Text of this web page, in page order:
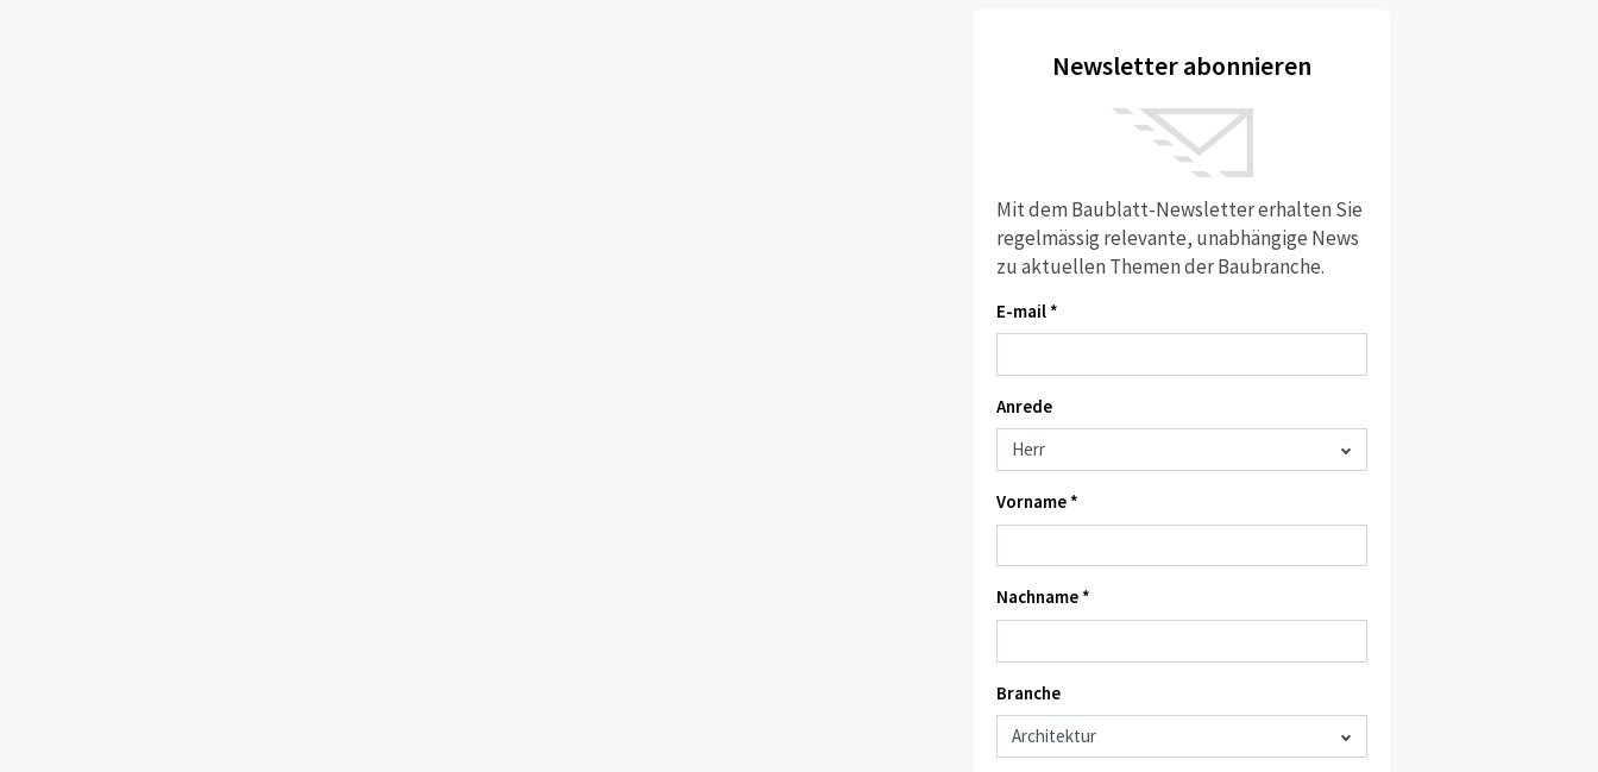
Newsletter abonnieren
Mit dem Baublatt-Newsletter erhalten Sie
regelmässig relevante, unabhängige News
zu aktuellen Themen der Baubranche.
E-mail *
Anrede
Vorname *
Nachname *
Branche